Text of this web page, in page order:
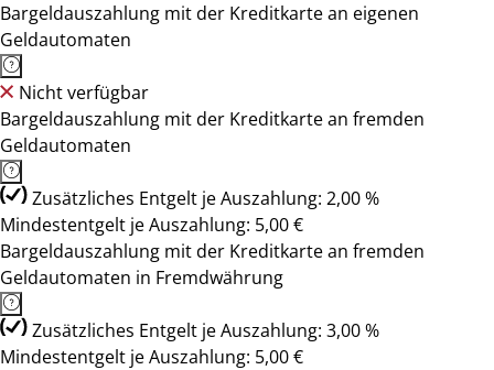
Bargeldauszahlung mit der Kreditkarte an eigenen
Geldautomaten
Nicht verfügbar
Bargeldauszahlung mit der Kreditkarte an fremden
Geldautomaten
Zusätzliches Entgelt je Auszahlung: 2,00 %
Mindestentgelt je Auszahlung: 5,00 €
Bargeldauszahlung mit der Kreditkarte an fremden
Geldautomaten in Fremdwährung
Zusätzliches Entgelt je Auszahlung: 3,00 %
Mindestentgelt je Auszahlung: 5,00 €